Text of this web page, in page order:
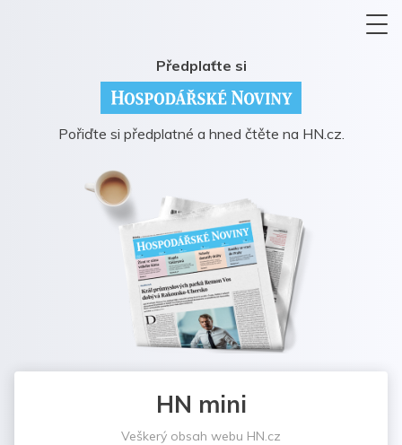
Předplaťte si
Pořiďte si předplatné a hned čtěte na HN.cz.
HN mini
Veškerý obsah webu HN.cz